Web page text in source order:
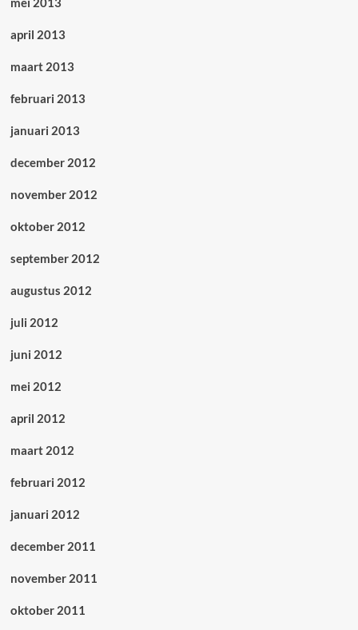
april 2013
maart 2013
februari 2013
januari 2013
december 2012
november 2012
oktober 2012
september 2012
augustus 2012
juli 2012
juni 2012
mei 2012
april 2012
maart 2012
februari 2012
januari 2012
december 2011
november 2011
oktober 2011